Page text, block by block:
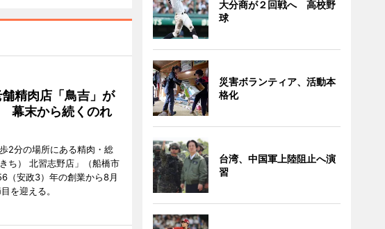
精肉店「鳥吉」が
幕末から続くのれ
2分の場所にある精肉・総
ち） 北習志野店」（船橋市
（安政3）年の創業から8月
を迎える。
大分商が２回戦へ 高校野
球
災害ボランティア、活動本
格化
台湾、中国軍上陸阻止へ演
習